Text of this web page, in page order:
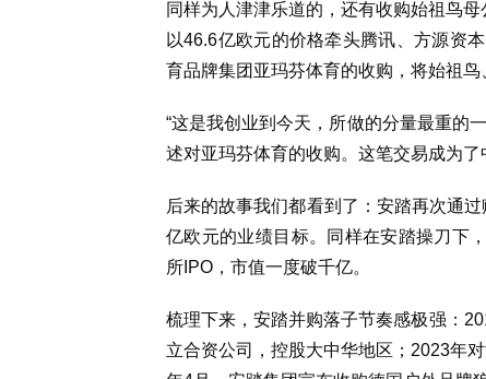
同样为人津津乐道的，还有收购始祖鸟
以46.6亿欧元的价格牵头腾讯、方源资
育品牌集团亚玛芬体育的收购，将始祖
“这是我创业到今天，所做的分量最重的
述对亚玛芬体育的收购。这笔交易成为
后来的故事我们都看到了：安踏再次通
亿欧元的业绩目标。同样在安踏操刀下
所IPO，市值一度破千亿。
梳理下来，安踏并购落子节奏感极强：
立合资公司，控股大中华地区；2023年